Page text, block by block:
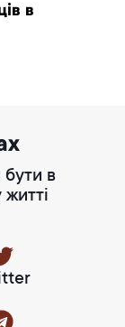
в
в
житті